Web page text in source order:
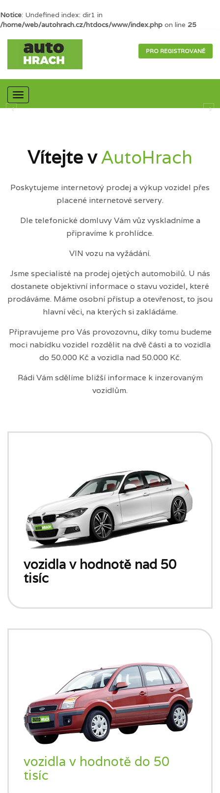
Notice: Undefined index: dir1 in
/home/web/autohrach.cz/htdocs/www/index.php on line 25
PRO REGISTROVANÉ
Mobilní
navigace
Vítejte vAutoHrach
Poskytujeme internetový prodej a výkup vozidel přes
placené internetové servery.
Dle telefonické domluvy Vám vůz vyskladníme a
připravíme k prohlídce.
VIN vozu na vyžádání.
Jsme specialisté na prodej ojetých automobilů. U nás
dostanete objektivní informace o stavu vozidel, které
prodáváme. Máme osobní přístup a otevřenost, to jsou
hlavní věci, na kterých si zakládáme.
Připravujeme pro Vás provozovnu, díky tomu budeme
moci nabídku vozidel rozdělit na dvě části a to vozidla
do 50.000 Kč a vozidla nad 50.000 Kč.
Rádi Vám sdělíme bližší informace k inzerovaným
vozidlům.
vozidla v hodnotě nad 50
tisíc
vozidla v hodnotě do 50
tisíc